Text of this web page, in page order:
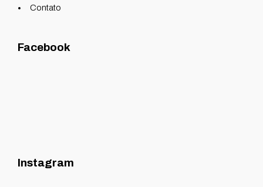
Contato
Facebook
Instagram